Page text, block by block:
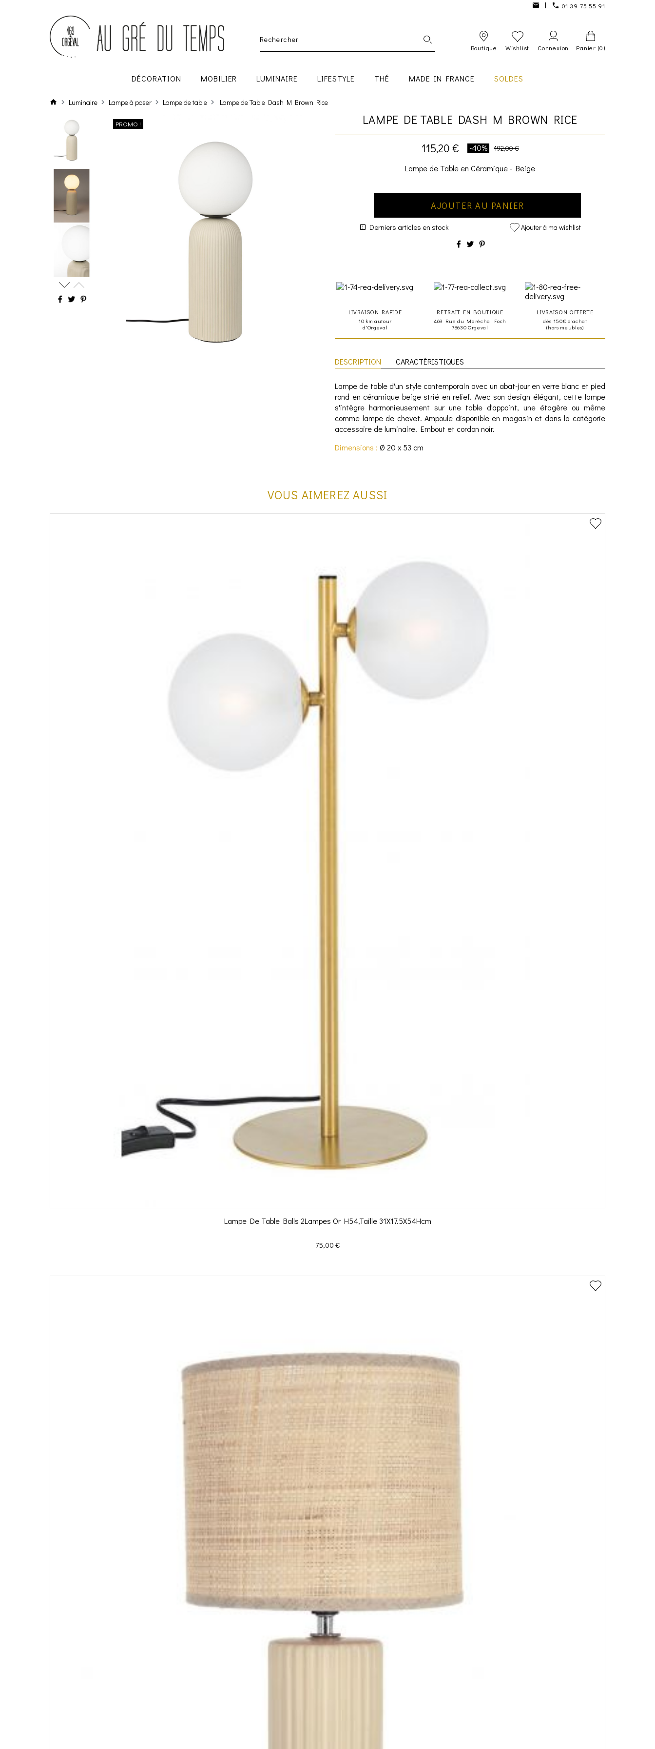
01 39 75 55 91
Boutique Wishlist Connexion Panier (0)
DÉCORATION MOBILIER LUMINAIRE LIFESTYLE THÉ MADE IN FRANCE SOLDES
Luminaire Lampe à poser Lampe de table Lampe de Table Dash M Brown Rice
PROMO ! LAMPE DE TABLE DASH M BROWN RICE
115,20 € -40% 192,00 €
Lampe de Table en Céramique - Beige
AJOUTER AU PANIER
Derniers articles en stock Ajouter à ma wishlist
LIVRAISON RAPIDE
10 km autour
d'Orgeval
RETRAIT EN BOUTIQUE
469 Rue du Maréchal Foch
78630 Orgeval
LIVRAISON OFFERTE
dès 150€ d'achat
(hors meubles)
DESCRIPTION CARACTÉRISTIQUES
Lampe de table d'un style contemporain avec un abat-jour en verre blanc et pied
rond en céramique beige strié en relief. Avec son design élégant, cette lampe
s'intègre harmonieusement sur une table d'appoint, une étagère ou même
comme lampe de chevet. Ampoule disponible en magasin et dans la catégorie
accessoire de luminaire. Embout et cordon noir.
Dimensions : Ø 20 x 53 cm
VOUS AIMEREZ AUSSI
Lampe De Table Balls 2Lampes Or H54,Taille 31X17.5X54Hcm
Prix
75,00 €